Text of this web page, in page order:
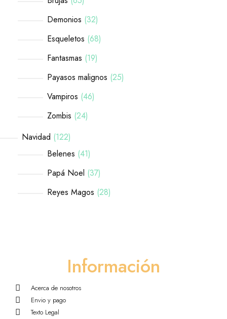
Demonios 32
Esqueletos 68
Fantasmas 19
Payasos malignos 25
Vampiros 46
Zombis 24
Navidad 122
Belenes 41
Papá Noel 37
Reyes Magos 28
Información
Acerca de nosotros
Envio y pago
Texto Legal